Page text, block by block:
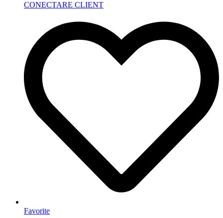
CONECTARE CLIENT
Favorite